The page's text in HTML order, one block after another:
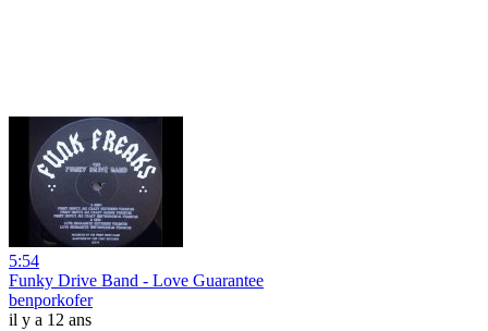
5:54
Funky Drive Band - Love Guarantee
benporkofer
il y a 12 ans